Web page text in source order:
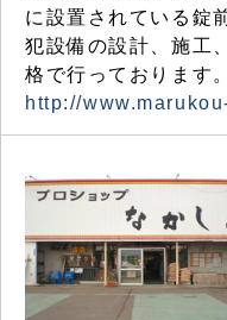
に設置されている錠
犯設備の設計、施工
格で行っております。
http://